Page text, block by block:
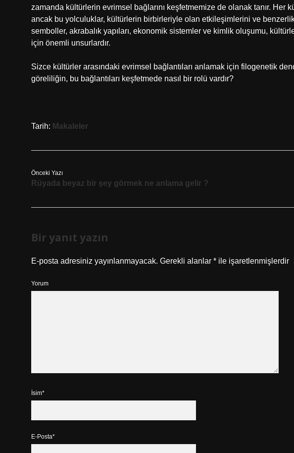
zamanda kültürlerin evrimsel bağlarını keşfetmemize de olanak tanır. Her
ancak bu yolculuklar, kültürlerin birbirleriyle olan etkileşimlerini ve
semboller, akrabalık yapıları, ekonomik sistemler ve kimlik oluşumu,
için önemli unsurlardır.
Sizce kültürler arasındaki evrimsel bağlantıları anlamak için filogenetik
göreliliğin, bu bağlantıları keşfetmede nasıl bir rolü vardır?
Tarih: Makaleler
Önceki Yazı
Rüyada beyaz bir şey görmek ne anlama gelir ?
Bir yanıt yazın
E-posta adresiniz yayınlanmayacak. Gerekli alanlar * ile işaretlenmişlerdir
Yorum
İsim*
E-Posta*